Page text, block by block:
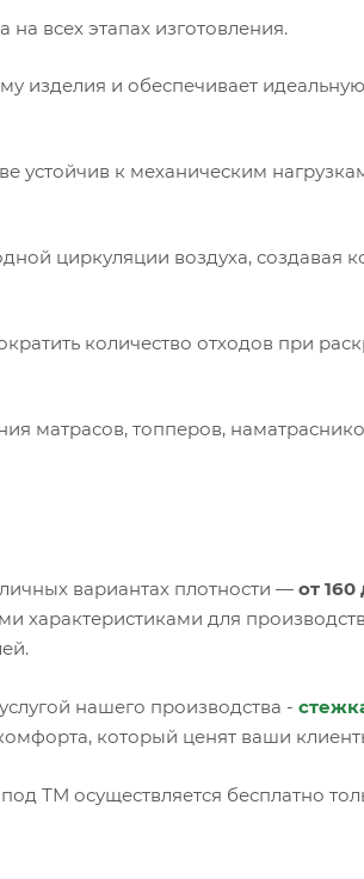
всех этапах изготовления.
изделия и обеспечивает
устойчив к механическим
циркуляции воздуха, создавая
количество отходов при
матрасов, топперов,
вариантах плотности — от 160
характеристиками для
нашего производства -
который ценят ваши
ТМ осуществляется бесплатно